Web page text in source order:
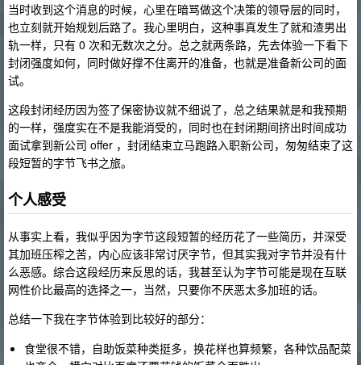
当时收到这个消息的时候，心里在暗骂做这个决策的领导层的同时，
也立刻就开始规划后路了。我心里明白，这种事真发生了就和渣男出
轨一样，只有 0 次和无数次之分。总之就两条路，先去体验一下看下
封闭强度如何，同时做好撑不住离开的准备，也就是准备新公司的面
试。
这段封闭经历因为签了保密协议就不细说了，总之结果就是和我预期
的一样，强度实在不是我能消受的，同时也在封闭期间挤出时间成功
面试拿到新公司 offer ，封闭结束立马跑路入职新公司，匆匆结束了这
段短暂的字节飞书之旅。
个人感受
从事实上看，我似乎因为字节这段短暂的经历花了一些简历，并深受
其加班压榨之苦，内心应该非常讨厌字节，但其实我对字节并没有什
么恶感。综合这段经历来反思的话，我甚至认为字节可能是现在互联
网性价比最高的选择之一，当然，只要你不厌恶太多加班的话。
总结一下我在字节体验到比较好的部分：
食堂很不错，自助饭菜种类挺多，换花样也算频繁，各种饮品配菜